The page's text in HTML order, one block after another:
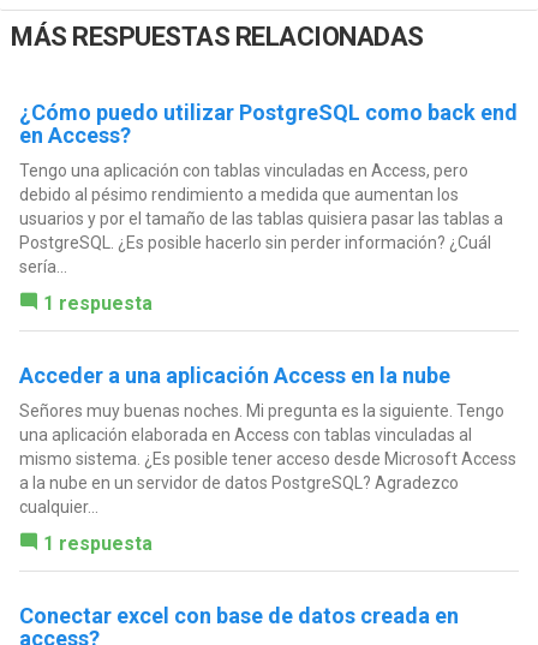
MÁS RESPUESTAS RELACIONADAS
¿Cómo puedo utilizar PostgreSQL como back end
en Access?
Tengo una aplicación con tablas vinculadas en Access, pero
debido al pésimo rendimiento a medida que aumentan los
usuarios y por el tamaño de las tablas quisiera pasar las tablas a
PostgreSQL. ¿Es posible hacerlo sin perder información? ¿Cuál
sería...
1 respuesta
Acceder a una aplicación Access en la nube
Señores muy buenas noches. Mi pregunta es la siguiente. Tengo
una aplicación elaborada en Access con tablas vinculadas al
mismo sistema. ¿Es posible tener acceso desde Microsoft Access
a la nube en un servidor de datos PostgreSQL? Agradezco
cualquier...
1 respuesta
Conectar excel con base de datos creada en
access?